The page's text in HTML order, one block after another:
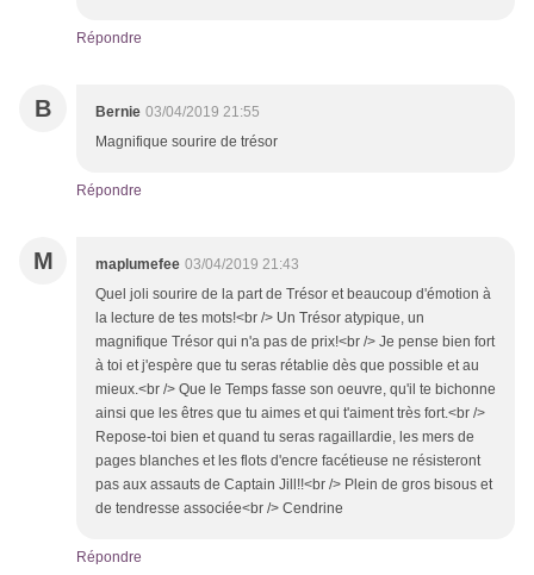
Répondre
B Bernie 03/04/2019 21:55
Magnifique sourire de trésor
Répondre
M maplumefee 03/04/2019 21:43
Quel joli sourire de la part de Trésor et beaucoup d'émotion à
la lecture de tes mots!<br /> Un Trésor atypique, un
magnifique Trésor qui n'a pas de prix!<br /> Je pense bien fort
à toi et j'espère que tu seras rétablie dès que possible et au
mieux.<br /> Que le Temps fasse son oeuvre, qu'il te bichonne
ainsi que les êtres que tu aimes et qui t'aiment très fort.<br />
Repose-toi bien et quand tu seras ragaillardie, les mers de
pages blanches et les flots d'encre facétieuse ne résisteront
pas aux assauts de Captain Jill!!<br /> Plein de gros bisous et
de tendresse associée<br /> Cendrine
Répondre